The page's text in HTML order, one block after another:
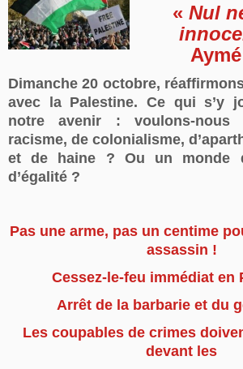
«Nul
Dimanche 20 octobre,
avec la Palestine. Ce qui s’y
notre avenir : voulons-
racisme, de colonialisme,
et de haine ? Ou un monde
d’égalité ?
Pas une arme, pas un centime
assassin !
Cessez-le-feu immédiat en
Arrêt de la barbarie et du
Les coupables de crimes
devant les